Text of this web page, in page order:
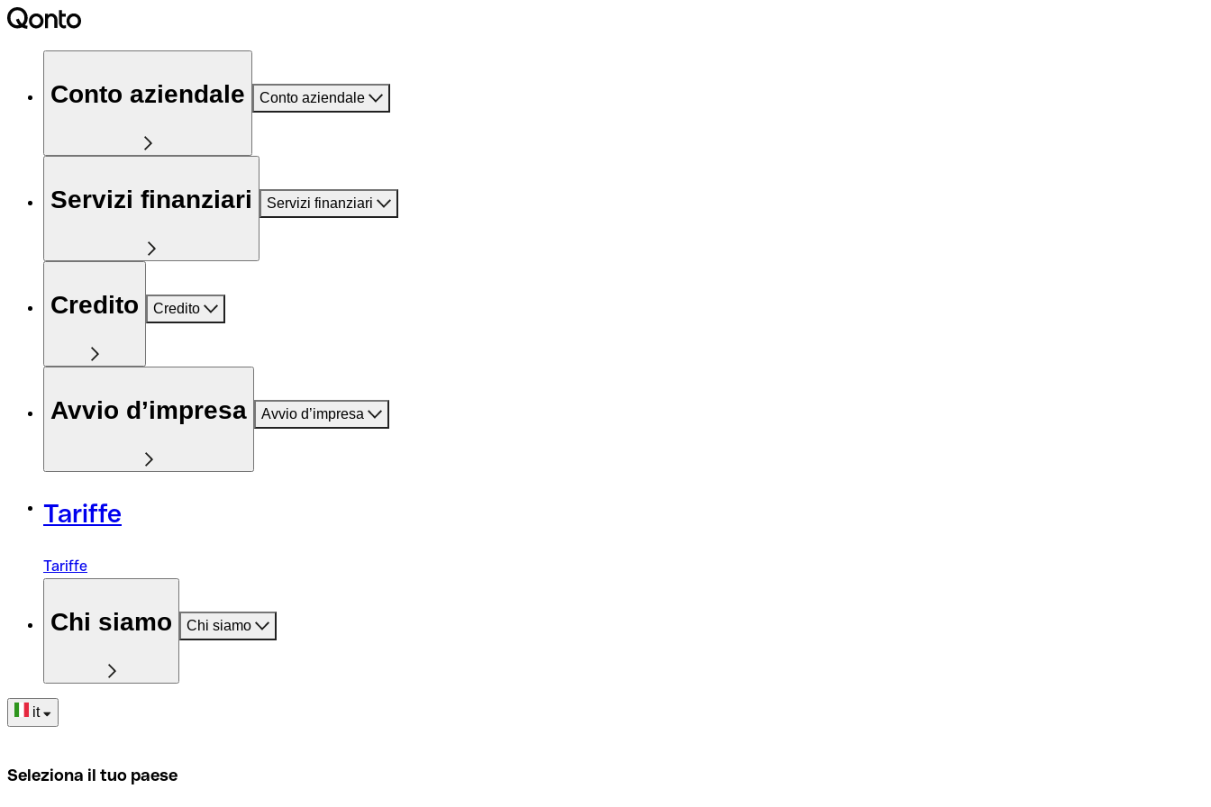
Conto aziendale Conto aziendale
Servizi finanziari Servizi finanziari
Credito Credito
Avvio d’impresa Avvio d’impresa
Tariffe
Tariffe
Chi siamo Chi siamo
it
Seleziona il tuo paese